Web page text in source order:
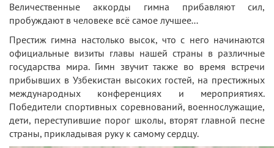
Величественные аккорды гимна прибавляют сил,
пробуждают в человеке всё самое лучшее…
Престиж гимна настолько высок, что с него начинаются
официальные визиты главы нашей страны в различные
государства мира. Гимн звучит также во время встречи
прибывших в Узбекистан высоких гостей, на престижных
международных конференциях и мероприятиях.
Победители спортивных соревнований, военнослужащие,
дети, переступившие порог школы, вторят главной песне
страны, прикладывая руку к самому сердцу.